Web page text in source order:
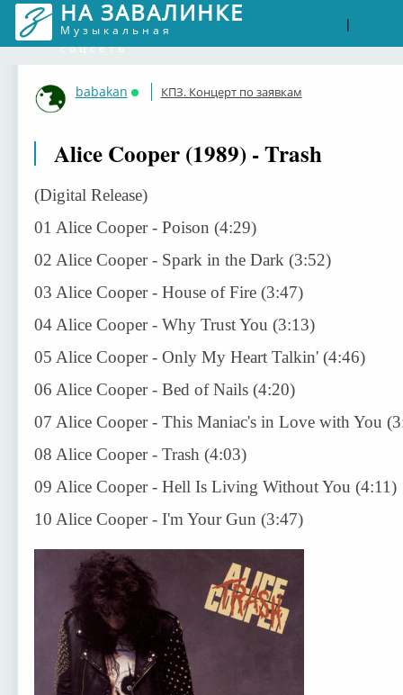
НА ЗАВАЛИНКЕ
Музыкальная
соцсеть
|
babakan
Онлайн
КПЗ. Концерт по заявкам
Alice Cooper (1989) - Trash
(Digital Release)
01 Alice Cooper - Poison (4:29)
02 Alice Cooper - Spark in the Dark (3:52)
03 Alice Cooper - House of Fire (3:47)
04 Alice Cooper - Why Trust You (3:13)
05 Alice Cooper - Only My Heart Talkin' (4:46)
06 Alice Cooper - Bed of Nails (4:20)
07 Alice Cooper - This Maniac's in Love with You
08 Alice Cooper - Trash (4:03)
09 Alice Cooper - Hell Is Living Without You (4:11)
10 Alice Cooper - I'm Your Gun (3:47)